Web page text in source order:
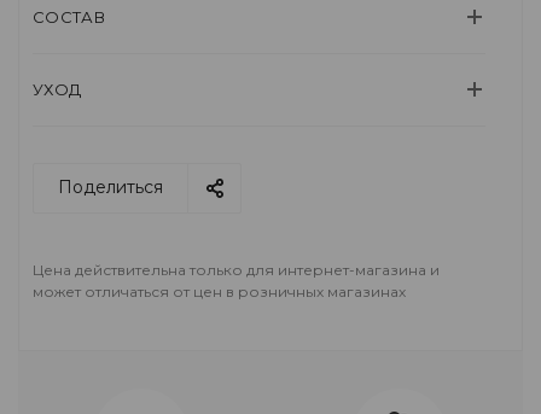
СОСТАВ
УХОД
Поделиться
Цена действительна только для интернет-магазина и
может отличаться от цен в розничных магазинах